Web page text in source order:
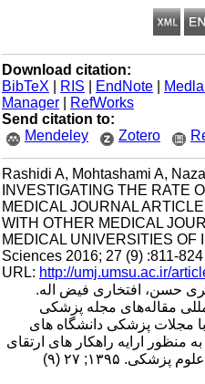
Download citation:
BibTeX
| RIS |EndNote |
Manager
|RefWorks
Send citation to:
Mendeley
Zotero
Rashidi A, Mohtashami A,
INVESTIGATING THE RATE
MEDICAL JOURNAL
WITH OTHER MEDICAL
MEDICAL UNIVERSITIES
Sciences 2016; 27 (9) :811-
URL:http://umj.umsu.ac.ir/
حسن، افتخاری فیض اله.
مقاله‌های مجله‌ پزشکی
مجلات پزشکی دانشگاه های
ارایه راهکار های ارتقای
رویت پذیری آن. مجله مطالعات علوم پزشکی. ۱۳۹۵; ۲۷ (۹)